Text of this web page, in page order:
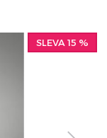
SLEVA 15 %